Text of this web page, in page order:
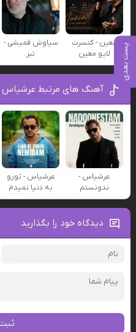
پست بعدی
معین - کنسرت
لایو معین
سیاوش قمیشی -
تبر
آهنگ های مرتبط عرشیاس
عرشیاس -
ندونستم
عرشیاس - تورو
به دنیا نمیدم
دیدگاه خود را بگذارید